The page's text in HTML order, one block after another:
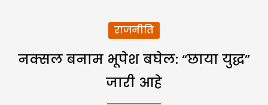
राजनीति
नक्सल बनाम भूपेश बघेल: “छाया युद्ध”
जारी आहे